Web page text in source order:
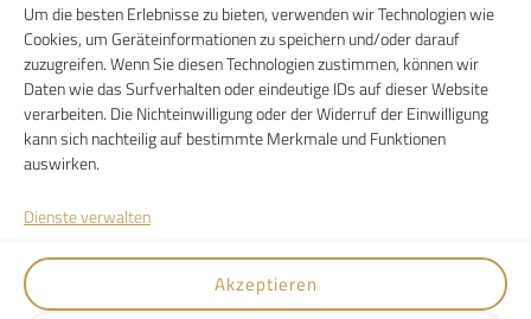
Um die besten Erlebnisse zu bieten, verwenden wir Technologien wie
Cookies, um Geräteinformationen zu speichern und/oder darauf
zuzugreifen. Wenn Sie diesen Technologien zustimmen, können wir
Daten wie das Surfverhalten oder eindeutige IDs auf dieser Website
verarbeiten. Die Nichteinwilligung oder der Widerruf der Einwilligung
kann sich nachteilig auf bestimmte Merkmale und Funktionen
auswirken.
Dienste verwalten
Akzeptieren
Muskelaufbau für Anfänger:
So...
Einleitung Bodybuilding ist nicht nur für...
FAQ
AGB